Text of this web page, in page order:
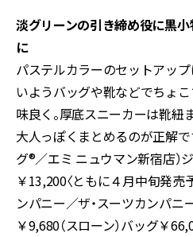
淡グリーンの引き締め役に黒
に
パステルカラーのセットアッ
いようバッグや靴などでちょこ
味良く。厚底スニーカーは靴紐
大人っぽくまとめるのが正解で
グ®／エミ ニュウマン新宿店）
￥13,200〈ともに４月中旬発売
ンパニー／ザ・スーツカンパニ
￥9,680（スローン）バッグ￥